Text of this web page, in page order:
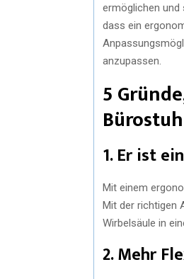
ermöglichen und
dass ein
anzupassen.
5
1. Er ist
Mit einem
Mit der richtigen
Wirbelsäule in
2. Mehr